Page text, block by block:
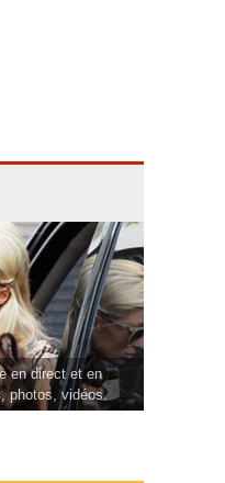
en direct et en
photos, vidéos.